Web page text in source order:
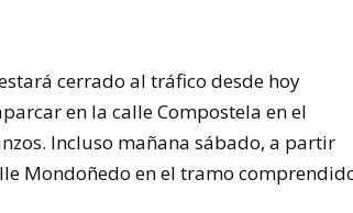
cerrado al tráfico desde hoy
en la calle Compostela en el
Incluso mañana sábado, a partir
Mondoñedo en el tramo